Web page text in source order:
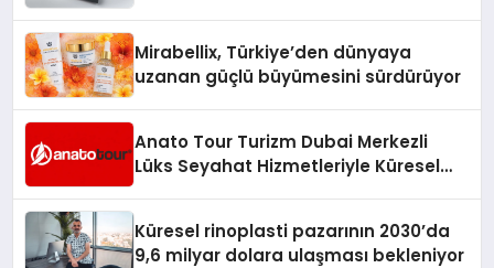
Mirabellix, Türkiye’den dünyaya
uzanan güçlü büyümesini sürdürüyor
Anato Tour Turizm Dubai Merkezli
Lüks Seyahat Hizmetleriyle Küresel
Küresel rinoplasti pazarının 2030’da
9,6 milyar dolara ulaşması bekleniyor